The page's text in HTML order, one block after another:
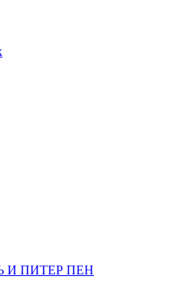
И ПИТЕР ПЕН